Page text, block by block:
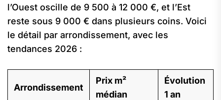
l’Ouest oscille de 9 500 à 12 000 €, et l’Est
reste sous 9 000 € dans plusieurs coins. Voici
le détail par arrondissement, avec les
tendances 2026 :
Arrondissement
Prix m²
médian
Évolution
1 an